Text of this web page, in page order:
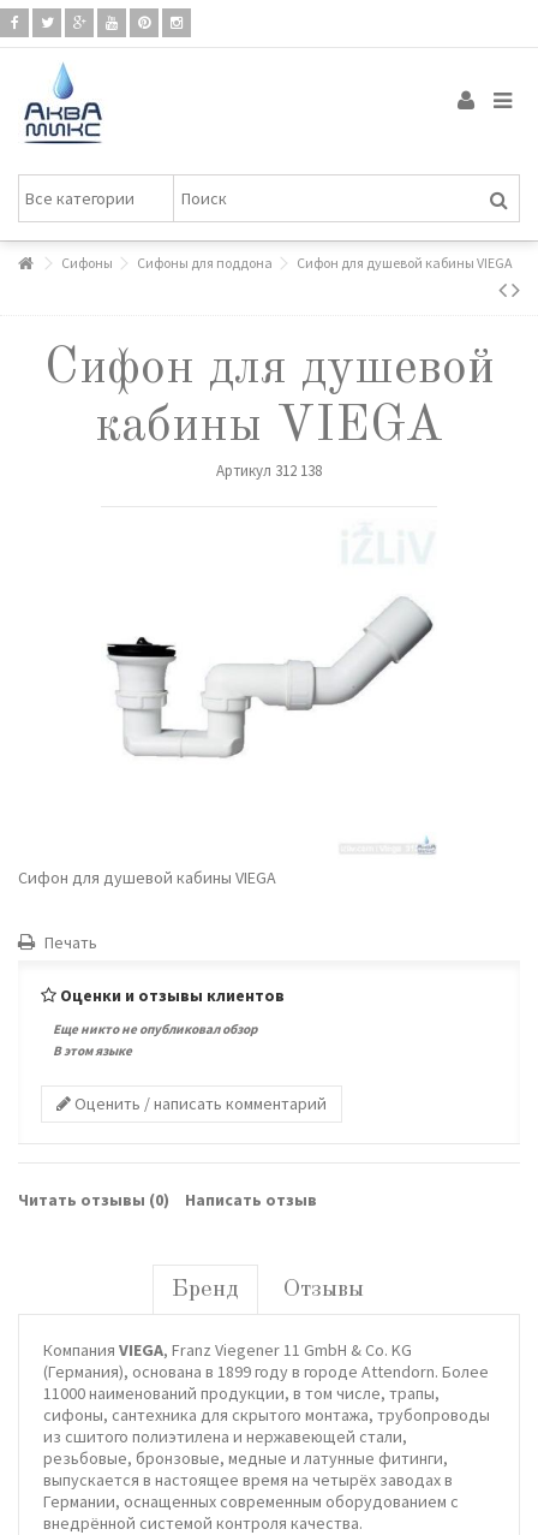
Сифоны Сифоны для поддона Сифон для душевой кабины VIEGA
Сифон для душевой
кабины VIEGA
Артикул 312 138
Сифон для душевой кабины VIEGA
Печать
Оценки и отзывы клиентов
Еще никто не опубликовал обзор
В этом языке
Оценить / написать комментарий
Читать отзывы (0) Написать отзыв
Бренд Отзывы
Компания VIEGA, Franz Viegener 11 GmbH & Со. KG
(Германия), основана в 1899 году в городе Attendorn. Более
11000 наименований продукции, в том числе, трапы,
сифоны, сантехника для скрытого монтажа, трубопроводы
из сшитого полиэтилена и нержавеющей стали,
резьбовые, бронзовые, медные и латунные фитинги,
выпускается в настоящее время на четырёх заводах в
Германии, оснащенных современным оборудованием с
внедрённой системой контроля качества.